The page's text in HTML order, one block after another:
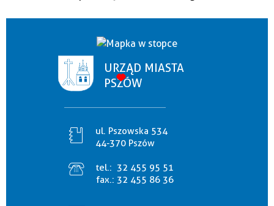
URZĄD MIASTA
PSZÓW
ul. Pszowska 534
44-370 Pszów
tel.: 32 455 95 51
fax.: 32 455 86 36